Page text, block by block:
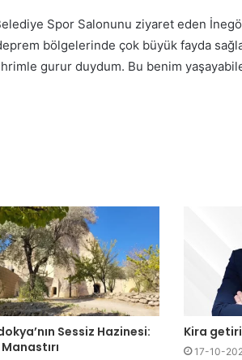
Spor Salonunu ziyaret eden
bölgelerinde çok büyük fayda
gurur duydum. Bu benim
Sessiz Hazinesi:
Kira
17-10-